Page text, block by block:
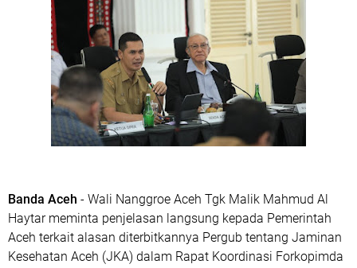
Banda Aceh - Wali Nanggroe Aceh Tgk Malik Mahmud Al
Haytar meminta penjelasan langsung kepada Pemerintah
Aceh terkait alasan diterbitkannya Pergub tentang Jaminan
Kesehatan Aceh (JKA) dalam Rapat Koordinasi Forkopimda